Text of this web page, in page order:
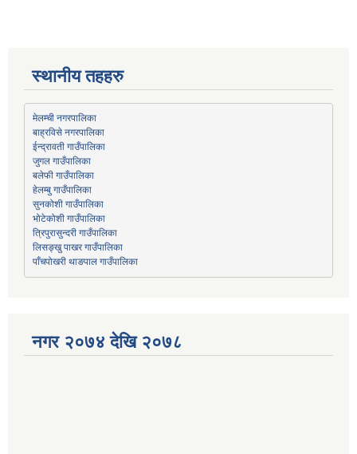
स्थानीय तहहरु
मेलम्ची नगरपालिका
बाह्रविसे नगरपालिका
ईन्द्रावती गाउँपालिका
जुगल गाउँपालिका
बलेफी गाउँपालिका
हेलम्बु गाउँपालिका
सुनकोशी गाउँपालिका
भोटेकोशी गाउँपालिका
त्रिपुरासुन्दरी गाउँपालिका
लिसङ्खु पाखर गाउँपालिका
पाँचपोखरी थाङपाल गाउँपालिका
नगर २०७४ देखि २०७८